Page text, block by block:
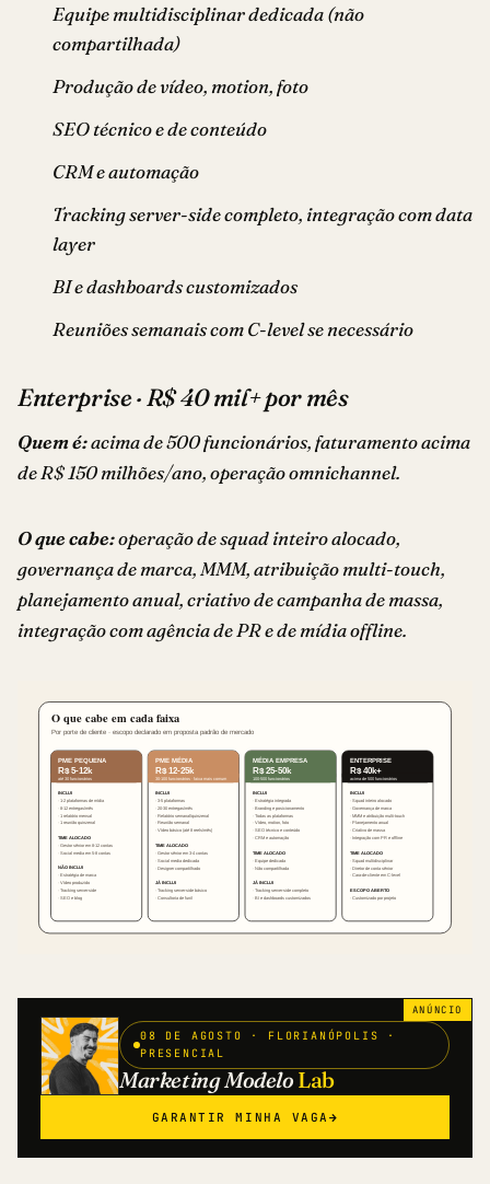
Equipe multidisciplinar dedicada (não
compartilhada)
Produção de vídeo, motion, foto
SEO técnico e de conteúdo
CRM e automação
Tracking server-side completo, integração com data
layer
BI e dashboards customizados
Reuniões semanais com C-level se necessário
Enterprise · R$ 40 mil+ por mês
Quem é:acima de 500 funcionários, faturamento acima
de R$ 150 milhões/ano, operação omnichannel.
O que cabe:operação de squad inteiro alocado,
governança de marca, MMM, atribuição multi-touch,
planejamento anual, criativo de campanha de massa,
integração com agência de PR e de mídia offline.
ANÚNCIO
08 DE AGOSTO · FLORIANÓPOLIS ·
PRESENCIAL
Marketing ModeloLab
GARANTIR MINHA VAGA →